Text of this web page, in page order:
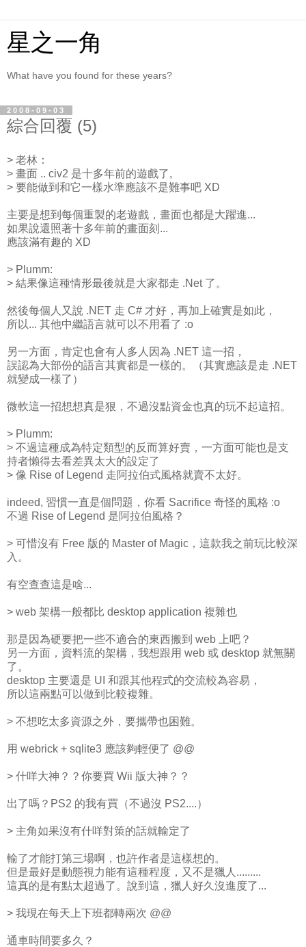
星之一角
What have you found for these years?
2008-09-03
綜合回覆 (5)
> 老林：
> 畫面 .. civ2 是十多年前的遊戲了,
> 要能做到和它一樣水準應該不是難事吧 XD
主要是想到每個重製的老遊戲，畫面也都是大躍進...
如果說還照著十多年前的畫面刻...
應該滿有趣的 XD
> Plumm:
> 結果像這種情形最後就是大家都走 .Net 了。
然後每個人又說 .NET 走 C# 才好，再加上確實是如此，
所以... 其他中繼語言就可以不用看了 :o
另一方面，肯定也會有人多人因為 .NET 這一招，
誤認為大部份的語言其實都是一樣的。（其實應該是走 .NET
就變成一樣了）
微軟這一招想想真是狠，不過沒點資金也真的玩不起這招。
> Plumm:
> 不過這種成為特定類型的反而算好賣，一方面可能也是支
持者懶得去看差異太大的設定了
> 像 Rise of Legend 走阿拉伯式風格就賣不太好。
indeed, 習慣一直是個問題，你看 Sacrifice 奇怪的風格 :o
不過 Rise of Legend 是阿拉伯風格？
> 可惜沒有 Free 版的 Master of Magic，這款我之前玩比較深
入。
有空查查這是啥...
> web 架構一般都比 desktop application 複雜也
那是因為硬要把一些不適合的東西搬到 web 上吧？
另一方面，資料流的架構，我想跟用 web 或 desktop 就無關
了。
desktop 主要還是 UI 和跟其他程式的交流較為容易，
所以這兩點可以做到比較複雜。
> 不想吃太多資源之外，要攜帶也困難。
用 webrick + sqlite3 應該夠輕便了 @@
> 什咩大神？？你要買 Wii 版大神？？
出了嗎？PS2 的我有買（不過沒 PS2....）
> 主角如果沒有什咩對策的話就輸定了
輸了才能打第三場啊，也許作者是這樣想的。
但是最好是動態視力能有這種程度，又不是獵人.........
這真的是有點太超過了。說到這，獵人好久沒進度了...
> 我現在每天上下班都轉兩次 @@
通車時間要多久？